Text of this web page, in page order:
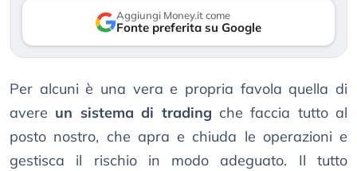
Aggiungi Money.it come
Fonte preferita su Google
Per alcuni è una vera e propria favola quella di
avere un sistema di trading che faccia tutto al
posto nostro, che apra e chiuda le operazioni e
gestisca il rischio in modo adeguato. Il tutto